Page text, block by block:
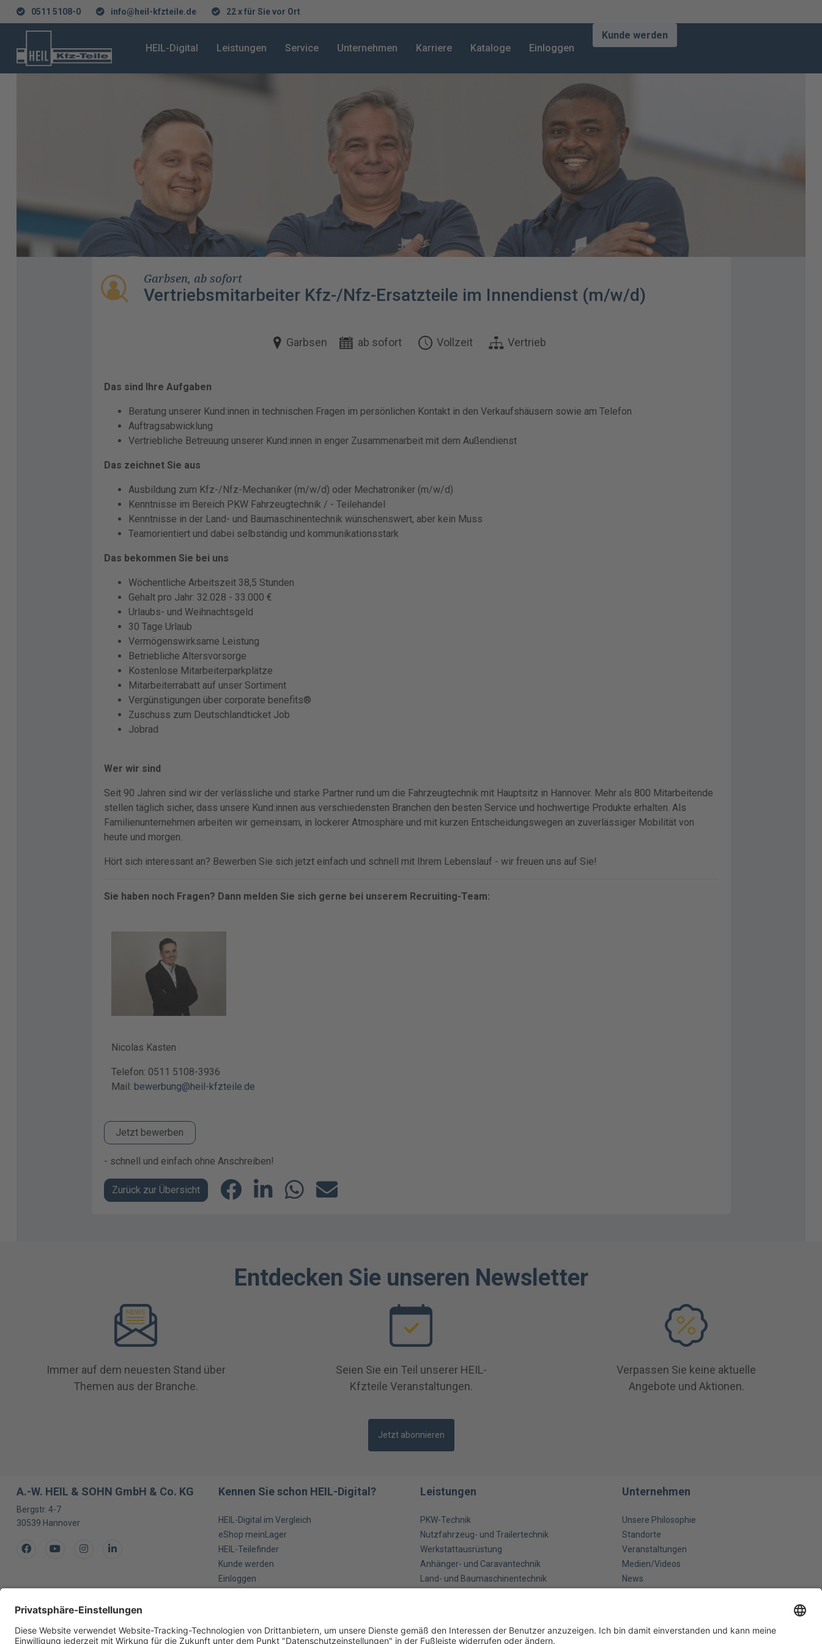
0511 5108-0 info@heil-kfzteile.de 22 x für Sie vor Ort
HEIL-Digital Leistungen Service Unternehmen Karriere Kataloge Einloggen
Kunde werden
Garbsen, ab sofort
Vertriebsmitarbeiter Kfz-/Nfz-Ersatzteile im Innendienst (m/w/d)
Garbsen ab sofort Vollzeit Vertrieb
Das sind Ihre Aufgaben
Beratung unserer Kund:innen in technischen Fragen im persönlichen Kontakt in den Verkaufshäusern sowie am Telefon
Auftragsabwicklung
Vertriebliche Betreuung unserer Kund:innen in enger Zusammenarbeit mit dem Außendienst
Das zeichnet Sie aus
Ausbildung zum Kfz-/Nfz-Mechaniker (m/w/d) oder Mechatroniker (m/w/d)
Kenntnisse im Bereich PKW Fahrzeugtechnik / - Teilehandel
Kenntnisse in der Land- und Baumaschinentechnik wünschenswert, aber kein Muss
Teamorientiert und dabei selbständig und kommunikationsstark
Das bekommen Sie bei uns
Wöchentliche Arbeitszeit 38,5 Stunden
Gehalt pro Jahr: 32.028 - 33.000 €
Urlaubs- und Weihnachtsgeld
30 Tage Urlaub
Vermögenswirksame Leistung
Betriebliche Altersvorsorge
Kostenlose Mitarbeiterparkplätze
Mitarbeiterrabatt auf unser Sortiment
Vergünstigungen über corporate benefits®
Zuschuss zum Deutschlandticket Job
Jobrad
Wer wir sind
Seit 90 Jahren sind wir der verlässliche und starke Partner rund um die Fahrzeugtechnik mit Hauptsitz in Hannover. Mehr als 800 Mitarbeitende
stellen täglich sicher, dass unsere Kund:innen aus verschiedensten Branchen den besten Service und hochwertige Produkte erhalten. Als
Familienunternehmen arbeiten wir gemeinsam, in lockerer Atmosphäre und mit kurzen Entscheidungswegen an zuverlässiger Mobilität von
heute und morgen.
Hört sich interessant an? Bewerben Sie sich jetzt einfach und schnell mit Ihrem Lebenslauf - wir freuen uns auf Sie!
Sie haben noch Fragen? Dann melden Sie sich gerne bei unserem Recruiting-Team:
Nicolas Kasten
Telefon: 0511 5108-3936
Mail: bewerbung@heil-kfzteile.de
Jetzt bewerben
- schnell und einfach ohne Anschreiben!
Zurück zur Übersicht
Entdecken Sie unseren Newsletter
Immer auf dem neuesten Stand über
Themen aus der Branche.
Seien Sie ein Teil unserer HEIL-
Kfzteile Veranstaltungen.
Verpassen Sie keine aktuelle
Angebote und Aktionen.
Jetzt abonnieren
A.-W. HEIL & SOHN GmbH & Co. KG
Bergstr. 4-7
30539 Hannover
FacebookYoutubeInstagramLinkedIn
Kennen Sie schon HEIL-Digital?
HEIL-Digital im Vergleich
eShop meinLager
HEIL-Teilefinder
Kunde werden
Einloggen
Leistungen
PKW-Technik
Nutzfahrzeug- und Trailertechnik
Werkstattausrüstung
Anhänger- und Caravantechnik
Land- und Baumaschinentechnik
Unternehmen
Unsere Philosophie
Standorte
Veranstaltungen
Medien/Videos
News